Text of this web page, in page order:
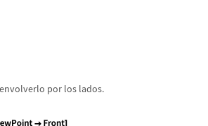
por los lados.